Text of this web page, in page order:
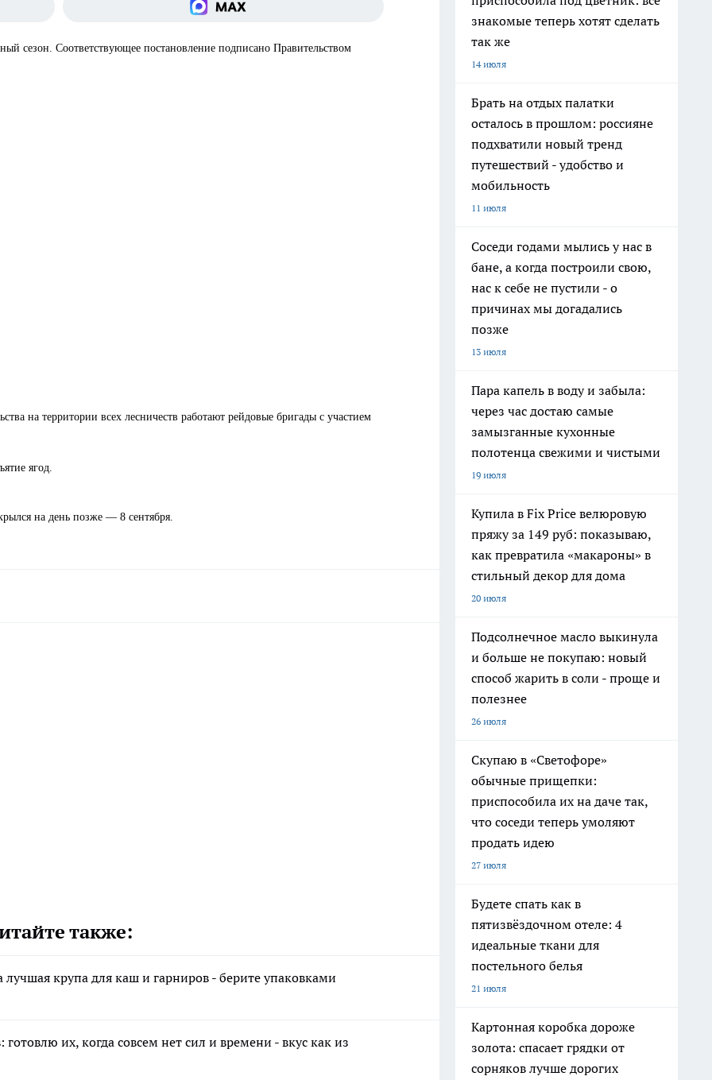
сезон. Соответствующее постановление подписано Правительством
на территории всех лесничеств работают рейдовые бригады с участием
ягод.
на день позже — 8 сентября.
также:
крупа для каш и гарниров - берите упаковками
их, когда совсем нет сил и времени - вкус как из
знакомые теперь хотят сделать
так же
14 июля
Брать на отдых палатки
осталось в прошлом: россияне
подхватили новый тренд
путешествий - удобство и
мобильность
11 июля
Соседи годами мылись у нас в
бане, а когда построили свою,
нас к себе не пустили - о
причинах мы догадались
позже
13 июля
Пара капель в воду и забыла:
через час достаю самые
замызганные кухонные
полотенца свежими и чистыми
19 июля
Купила в Fix Price велюровую
пряжу за 149 руб: показываю,
как превратила «макароны» в
стильный декор для дома
20 июля
Подсолнечное масло выкинула
и больше не покупаю: новый
способ жарить в соли - проще и
полезнее
26 июля
Скупаю в «Светофоре»
обычные прищепки:
приспособила их на даче так,
что соседи теперь умоляют
продать идею
27 июля
Будете спать как в
пятизвёздочном отеле: 4
идеальные ткани для
постельного белья
21 июля
Картонная коробка дороже
золота: спасает грядки от
сорняков лучше дорогих